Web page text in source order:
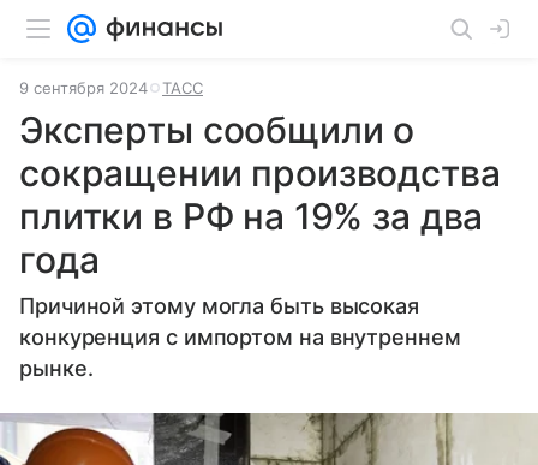
9 сентября 2024 ТАСС
Эксперты сообщили о
сокращении производства
плитки в РФ на 19% за два
года
Причиной этому могла быть высокая
конкуренция с импортом на внутреннем
рынке.